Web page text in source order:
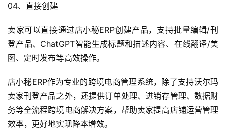
境
百
科
社
媒
营
销
04、直接创建
卖家可以直接通过店小秘ERP创建产品，支持批量编辑/刊
登产品、ChatGPT智能生成标题和描述内容、在线翻译/美
图、定时发布等高效操作。
店小秘ERP作为专业的跨境电商管理系统，除了支持沃尔玛
卖家刊登产品之外，还提供订单处理、进销存管理、数据财
务等全流程跨境电商解决方案，帮助卖家提高店铺运营管理
效率，更好地实现降本增效。